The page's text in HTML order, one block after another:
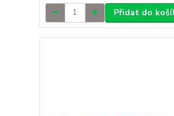
Přidat do